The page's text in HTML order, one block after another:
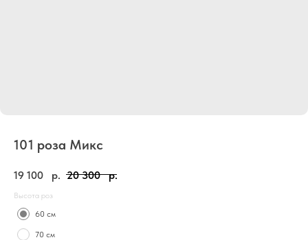
101 роза Микс
19 100 р. 20 300 р.
Высота роз
60 см
70 см